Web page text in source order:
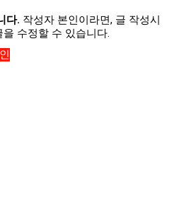
다. 작성자 본인이라면, 글 작성시
수정할 수 있습니다.